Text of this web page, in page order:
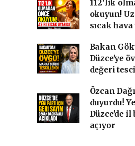
112'lik
okuyun!
sıcak hava
Bakan
Düzce'ye
değeri
Özcan
duyurdu!
Düzce'de il
açıyor